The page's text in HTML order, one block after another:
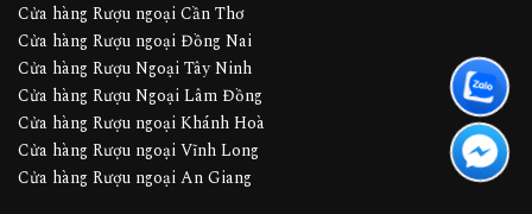
Cửa hàng Rượu ngoại Cần Thơ
Cửa hàng Rượu ngoại Đồng Nai
Cửa hàng Rượu Ngoại Tây Ninh
Cửa hàng Rượu Ngoại Lâm Đồng
Cửa hàng Rượu ngoại Khánh Hoà
Cửa hàng Rượu ngoại Vĩnh Long
Cửa hàng Rượu ngoại An Giang